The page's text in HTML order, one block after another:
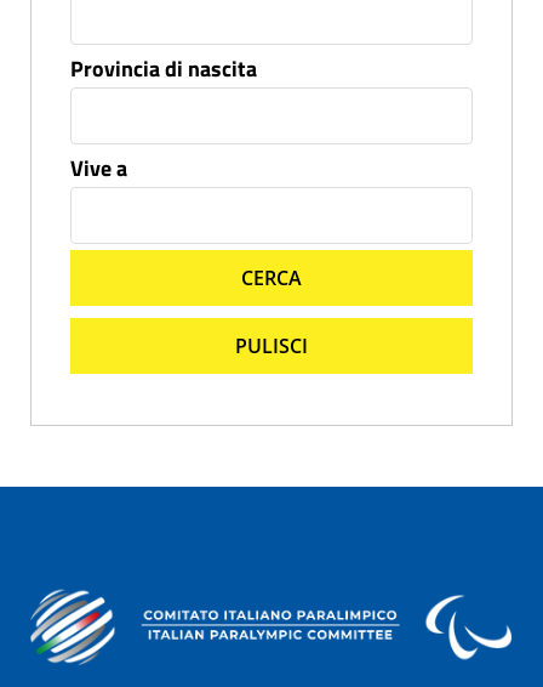
Provincia di nascita
Vive a
CERCA
PULISCI